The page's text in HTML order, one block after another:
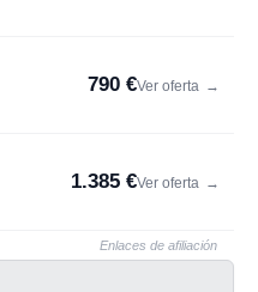
790 €Ver oferta →
1.385 €Ver oferta →
Enlaces de afiliación